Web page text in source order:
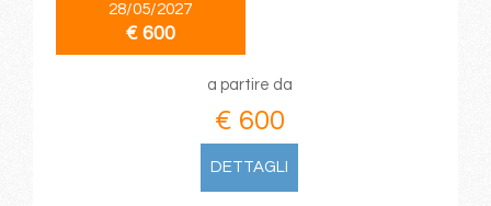
28/05/2027
€ 600
a partire da
€ 600
DETTAGLI